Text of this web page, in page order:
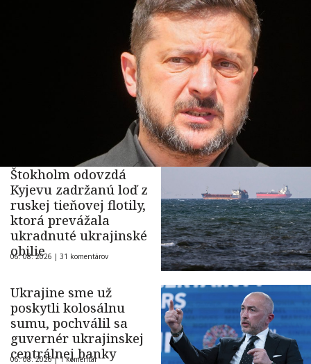
Štokholm odovzdá
Kyjevu zadržanú loď z
ruskej tieňovej flotily,
ktorá prevážala
ukradnuté ukrajinské
obilie
06. 08. 2026 | 31 komentárov
Ukrajine sme už
poskytli kolosálnu
sumu, pochválil sa
guvernér ukrajinskej
centrálnej banky
06. 08. 2026 |1 komentár